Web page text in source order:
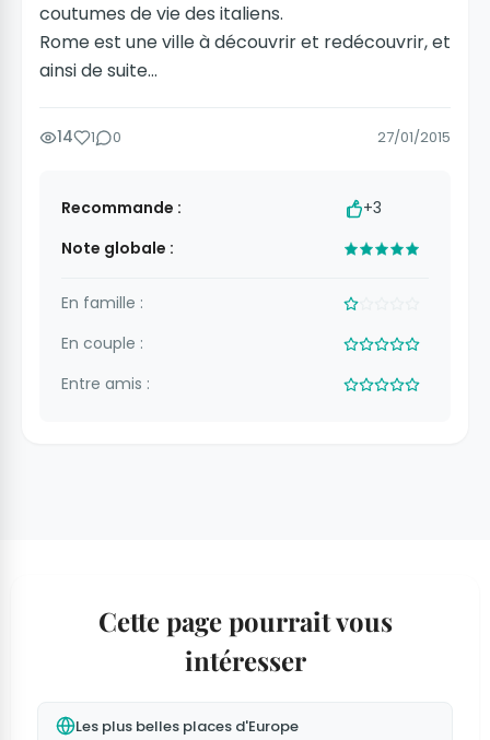
coutumes de vie des italiens.
Rome est une ville à découvrir et redécouvrir, et
ainsi de suite...
14 1 0 27/01/2015
Recommande :
+3
Note globale :
En famille :
En couple :
Entre amis :
Cette page pourrait vous
intéresser
Les plus belles places d'Europe